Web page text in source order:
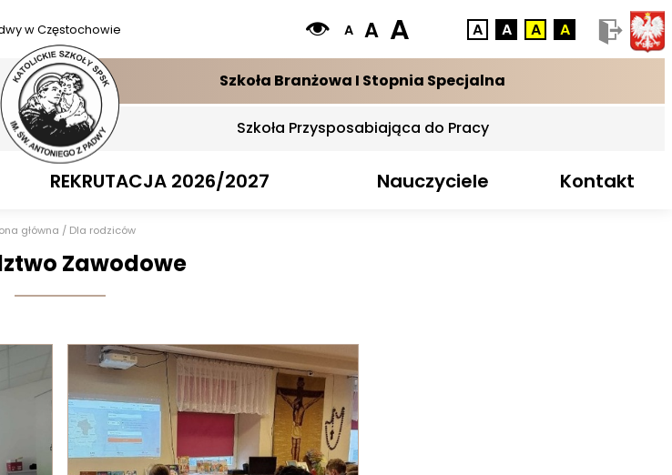
A A A A A A A
w Częstochowie
Szkoła Branżowa I Stopnia Specjalna
Szkoła Przysposabiająca do Pracy
REKRUTACJA 2026/2027 Nauczyciele Kontakt
główna / Dla rodziców
Zawodowe